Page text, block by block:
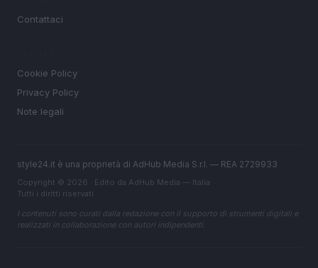
Contattaci
Cookie Policy
Privacy Policy
Note legali
style24.it è una proprietà di AdHub Media S.r.l. — REA 2729933
Copyright © 2026 · Edito da AdHub Media — Italia
Tutti i diritti riservati
I contenuti sono curati dalla redazione con il supporto di strumenti digitali e
realizzati in collaborazione con autori indipendenti.